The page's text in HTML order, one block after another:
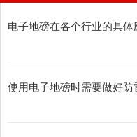
电子地磅在各个行业的具体
使用电子地磅时需要做好防